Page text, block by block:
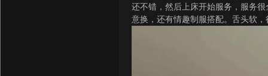
还不错，然后上床开始服务，服务
意换，还有情趣制服搭配。舌头软